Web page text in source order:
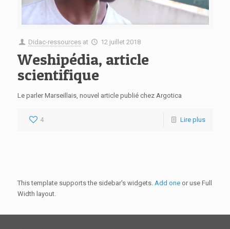
Didac-ressources at 12 juillet 2018
Weshipédia, article
scientifique
Le parler Marseillais, nouvel article publié chez Argotica
4 Lire plus
This template supports the sidebar's widgets. Add oneor use Full
Width layout.